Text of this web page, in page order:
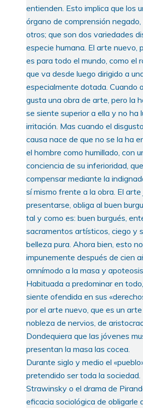
entienden. Esto implica que los
órgano de comprensión
otros; que son dos variedades
especie humana. El arte nuevo,
es para todo el mundo, como el
que va desde luego dirigido a
especialmente dotada. Cuando
gusta una obra de arte, pero la
se siente superior a ella y no ha
irritación. Mas cuando el
causa nace de que no se la ha
el hombre como humillado, con
conciencia de su inferioridad,
compensar mediante la
sí mismo frente a la obra. El
presentarse, obliga al buen
tal y como es: buen burgués,
sacramentos artísticos, ciego y
belleza pura. Ahora bien, esto
impunemente después de cien
omnímodo a la masa y apoteosis
Habituada a predominar en
siente ofendida en sus
por el arte nuevo, que es un
nobleza de nervios, de
Dondequiera que las jóvenes
presentan la masa las cocea.
Durante siglo y medio el
pretendido ser toda la sociedad.
Strawinsky o el drama de
eficacia sociológica de obligarle